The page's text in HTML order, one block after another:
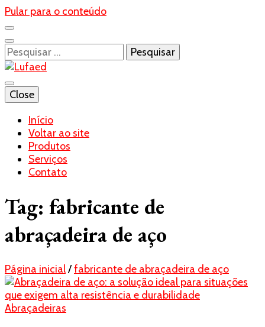
Pular para o conteúdo
Pesquisar
por:
Lufaed
Blog- Lufaed
Close
Início
Voltar ao site
Produtos
Serviços
Contato
Tag: fabricante de
abraçadeira de aço
Página inicial/fabricante de abraçadeira de aço
Abraçadeiras